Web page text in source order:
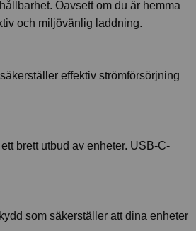
Oavsett om du är hemma
och miljövänlig laddning.
effektiv strömförsörjning
brett utbud av enheter. USB-C-
som säkerställer att dina enheter